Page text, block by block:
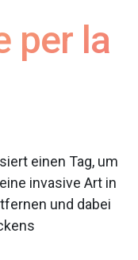
per la
einen Tag, um
invasive Art in
und dabei